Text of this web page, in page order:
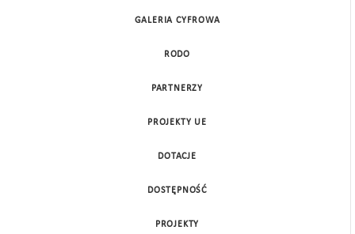
GALERIA CYFROWA
RODO
PARTNERZY
PROJEKTY UE
DOTACJE
DOSTĘPNOŚĆ
PROJEKTY